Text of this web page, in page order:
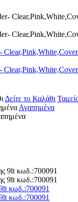
Δείτε το Καλάθι
Αγαπημένα
κωδ.:700091
κωδ.:700091